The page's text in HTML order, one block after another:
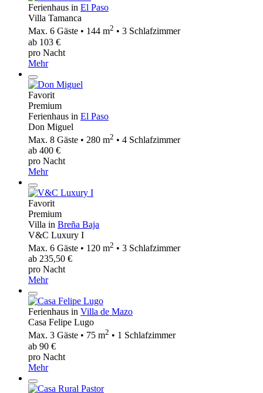
Ferienhaus in El Paso
Villa Tamanca
Max. 6 Gäste • 144 m2 • 3 Schlafzimmer
ab 103 €
pro Nacht
Mehr
Favorit
Premium
Ferienhaus in El Paso
Don Miguel
Max. 8 Gäste • 280 m2 • 4 Schlafzimmer
ab 400 €
pro Nacht
Mehr
Favorit
Premium
Villa in Breña Baja
V&C Luxury I
Max. 6 Gäste • 120 m2 • 3 Schlafzimmer
ab 235,50 €
pro Nacht
Mehr
Ferienhaus in Villa de Mazo
Casa Felipe Lugo
Max. 3 Gäste • 75 m2 • 1 Schlafzimmer
ab 90 €
pro Nacht
Mehr